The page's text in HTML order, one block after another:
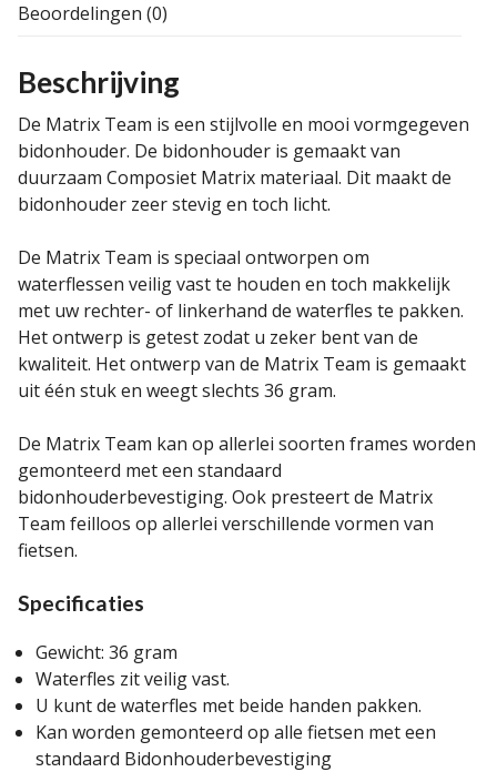
Beoordelingen (0)
Beschrijving
De Matrix Team is een stijlvolle en mooi vormgegeven
bidonhouder. De bidonhouder is gemaakt van
duurzaam Composiet Matrix materiaal. Dit maakt de
bidonhouder zeer stevig en toch licht.
De Matrix Team is speciaal ontworpen om
waterflessen veilig vast te houden en toch makkelijk
met uw rechter- of linkerhand de waterfles te pakken.
Het ontwerp is getest zodat u zeker bent van de
kwaliteit. Het ontwerp van de Matrix Team is gemaakt
uit één stuk en weegt slechts 36 gram.
De Matrix Team kan op allerlei soorten frames worden
gemonteerd met een standaard
bidonhouderbevestiging. Ook presteert de Matrix
Team feilloos op allerlei verschillende vormen van
fietsen.
Specificaties
Gewicht: 36 gram
Waterfles zit veilig vast.
U kunt de waterfles met beide handen pakken.
Kan worden gemonteerd op alle fietsen met een
standaard Bidonhouderbevestiging